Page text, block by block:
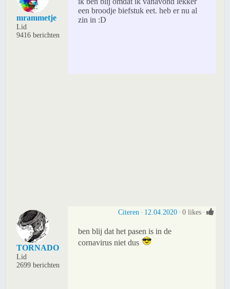
mrammetje
Lid
9416 berichten
een broodje biefstuk eet. heb er nu al
zin in :D
TORNADO
Lid
2699 berichten
Citeren 12.04.2020 0 likes
ben blij dat het pasen is in de
cornavirus niet dus